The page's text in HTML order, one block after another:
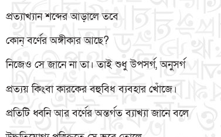
প্রত্যাখ্যান শব্দের আড়ালে তবে
কোন্ বর্ণের অঙ্গীকার আছে?
নিজেও সে জানে না তা। তাই শুধু উপসর্গ, অনুসর্গ
প্রত্যয় কিংবা কারকের বহুবিধ ব্যবহার খোঁজে।
প্রতিটি ধ্বনি আর বর্ণের অন্তর্গত ব্যাখ্যা জানে বলে